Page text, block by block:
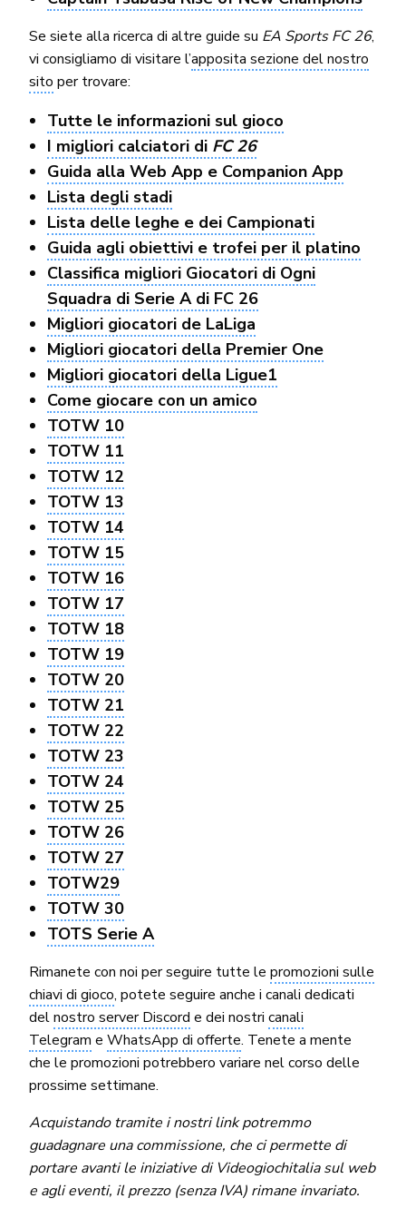
Se siete alla ricerca di altre guide su EA Sports FC 26,
vi consigliamo di visitare l’apposita sezione del nostro
sito per trovare:
Tutte le informazioni sul gioco
I migliori calciatori di FC 26
Guida alla Web App e Companion App
Lista degli stadi
Lista delle leghe e dei Campionati
Guida agli obiettivi e trofei per il platino
Classifica migliori Giocatori di Ogni
Squadra di Serie A di FC 26
Migliori giocatori de LaLiga
Migliori giocatori della Premier One
Migliori giocatori della Ligue1
Come giocare con un amico
TOTW 10
TOTW 11
TOTW 12
TOTW 13
TOTW 14
TOTW 15
TOTW 16
TOTW 17
TOTW 18
TOTW 19
TOTW 20
TOTW 21
TOTW 22
TOTW 23
TOTW 24
TOTW 25
TOTW 26
TOTW 27
TOTW29
TOTW 30
TOTS Serie A
Rimanete con noi per seguire tutte lepromozioni sulle
chiavi di gioco, potete seguire anche i canali dedicati
delnostro server Discord e dei nostricanali
Telegram e WhatsApp di offerte. Tenete a mente
che le promozioni potrebbero variare nel corso delle
prossime settimane.
Acquistando tramite i nostri link potremmo
guadagnare una commissione, che ci permette di
portare avanti le iniziative di Videogiochitalia sul web
e agli eventi, il prezzo (senza IVA) rimane invariato.